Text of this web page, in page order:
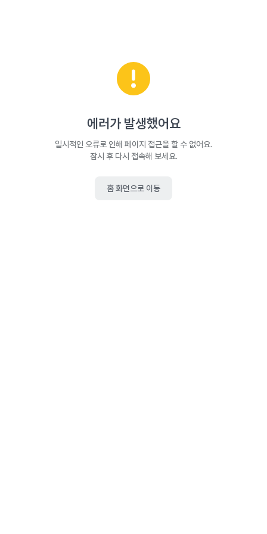
에러가 발생했어요
일시적인 오류로 인해 페이지 접근을 할 수 없어요.
잠시 후 다시 접속해 보세요.
홈 화면으로 이동